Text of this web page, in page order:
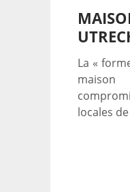
La «
locales